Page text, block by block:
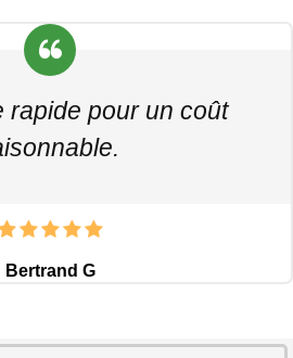
rapide pour un coût
Bertrand G